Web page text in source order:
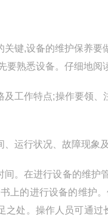
键,设备的维护保养要
要熟悉设备。仔细地阅
工作特点;操作要领
运行状况、故障现象
。在进行设备的维
上的进行设备的维护
之处。操作人员可通